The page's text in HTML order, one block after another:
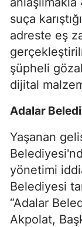
suça
adreste eş
şüpheli
dijital
Adalar
Yaşanan
yönetimi
Belediyesi
“Adalar
Akpolat,